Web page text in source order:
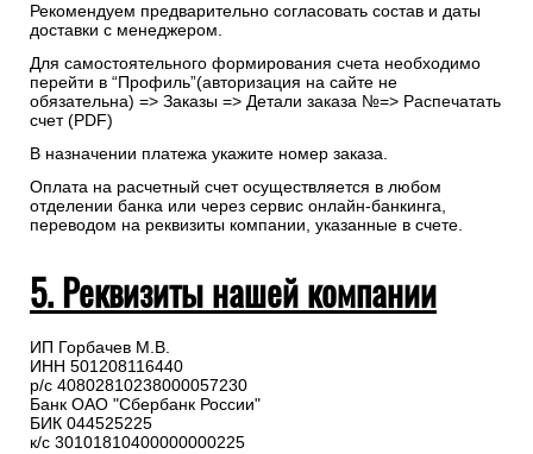
Рекомендуем предварительно согласовать состав и даты
доставки с менеджером.
Для самостоятельного формирования счета необходимо
перейти в “Профиль”(авторизация на сайте не
обязательна) => Заказы => Детали заказа №=> Распечатать
счет (PDF)
В назначении платежа укажите номер заказа.
Оплата на расчетный счет осуществляется в любом
отделении банка или через сервис онлайн-банкинга,
переводом на реквизиты компании, указанные в счете.
5. Реквизиты нашей компании
ИП Горбачев М.В.
ИНН 501208116440
р/с 40802810238000057230
Банк ОАО "Сбербанк России"
БИК 044525225
к/с 30101810400000000225